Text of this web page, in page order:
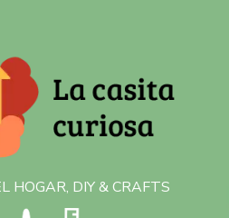
HOGAR, DIY & CRAFTS